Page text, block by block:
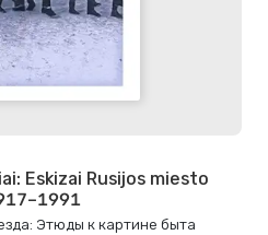
Eskizai Rusijos miesto
Этюды к картине быта